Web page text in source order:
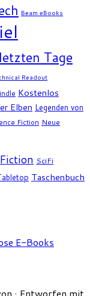
Beam eBooks
Tage
Readout
Kostenlos
Elben Legenden von
Fiction Neue
SciFi
Taschenbuch
E-Books
· Entworfen mit